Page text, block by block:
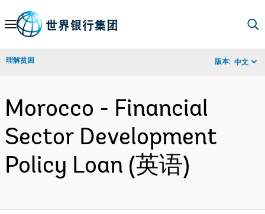
Skip
Navigation
理解贫困 版本: 中文
Morocco - Financial
Sector Development
Policy Loan (英语)